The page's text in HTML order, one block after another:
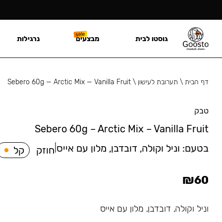
דף הבית\ תערובת לעישון \
Sebero 60g — Arctic Mix — Vanilla Fruit
טבק
Sebero 60g – Arctic Mix – Vanilla Fruit
בטעם: וניל וקולה, דובדבן, מלון עם אייס חוזק קל
₪60
וניל וקולה, דובדבן, מלון עם אייס
גוסטו לבית מבצעים נרגילות